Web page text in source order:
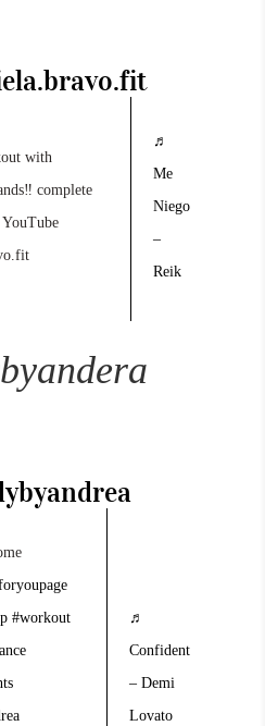
with
complete
♬
Me
Niego
–
Reik
#workout
♬
Confident
– Demi
Lovato